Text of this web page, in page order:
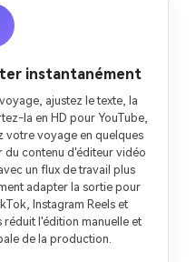
instantanément
ajustez le texte, la
la en HD pour YouTube,
votre voyage en quelques
du contenu d'éditeur vidéo
un flux de travail plus
adapter la sortie pour
Instagram Reels et
réduit l'édition manuelle et
de la production.